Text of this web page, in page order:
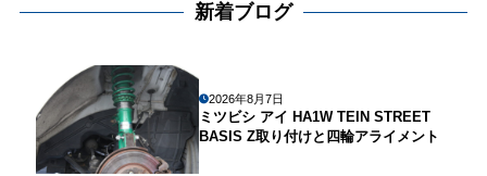
新着ブログ
2026年8月7日
ミツビシ アイ HA1W TEIN STREET
BASIS Z取り付けと四輪アライメント